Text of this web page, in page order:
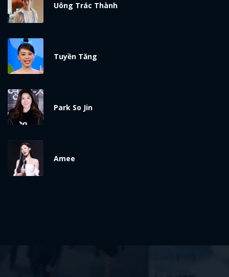
Uông Trác Thành
Tuyền Tăng
Park So Jin
Amee